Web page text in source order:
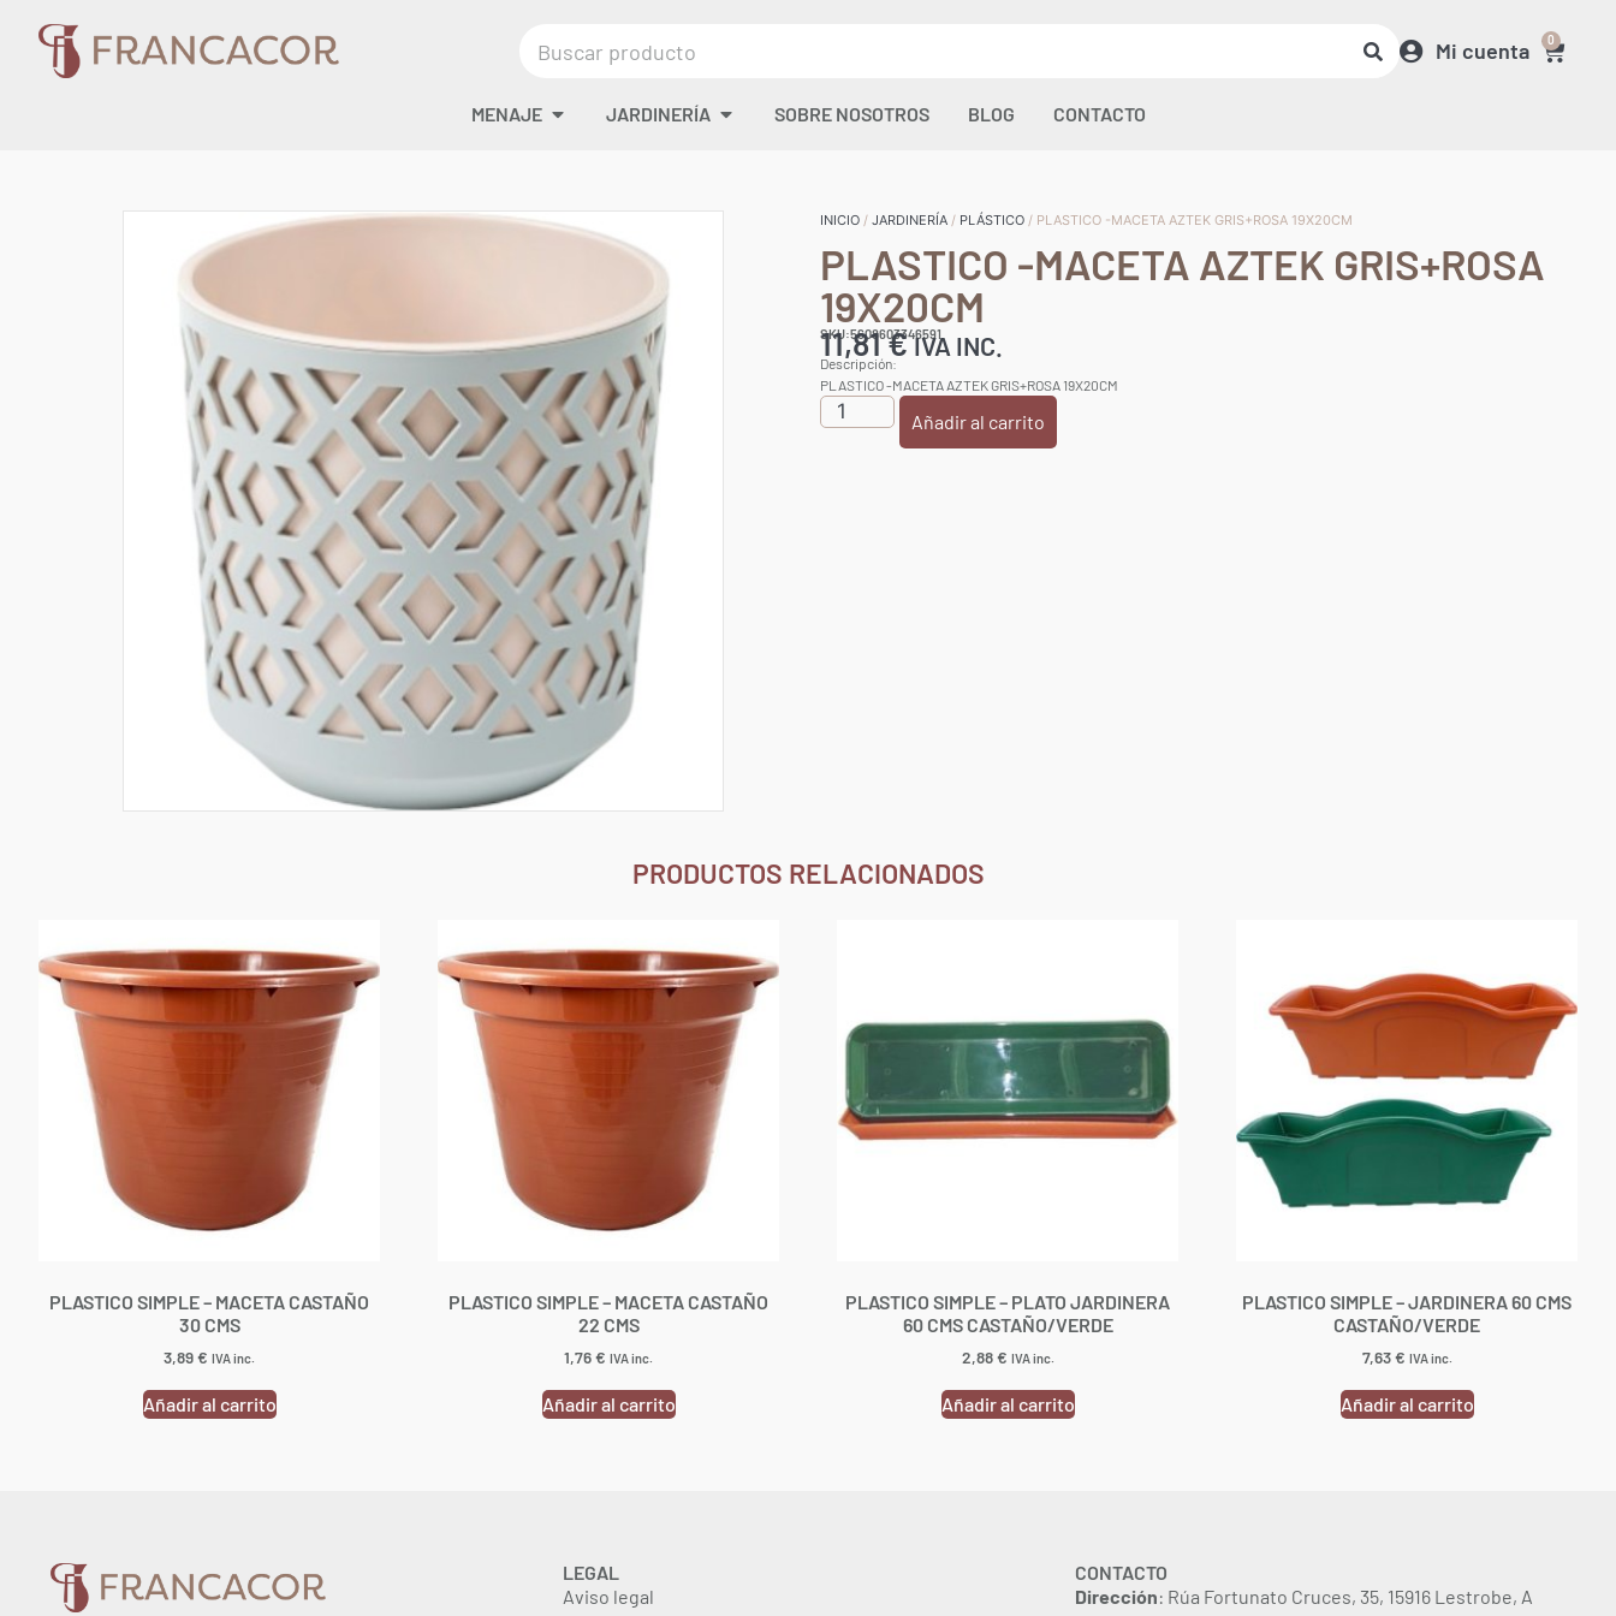
Mi cuenta 0
MENAJE JARDINERÍA SOBRE NOSOTROS BLOG CONTACTO
INICIO / JARDINERÍA / PLÁSTICO / PLASTICO -MACETA AZTEK GRIS+ROSA 19X20CM
PLASTICO -MACETA AZTEK GRIS+ROSA
19X20CM
SKU:5608603346591
11,81€IVA INC.
Descripción:
PLASTICO -MACETA AZTEK GRIS+ROSA 19X20CM
Añadir al carrito
PRODUCTOS RELACIONADOS
PLASTICO SIMPLE – MACETA CASTAÑO
30 CMS
3,89€ IVA inc.
Añadir al carrito
PLASTICO SIMPLE – MACETA CASTAÑO
22 CMS
1,76€ IVA inc.
Añadir al carrito
PLASTICO SIMPLE – PLATO JARDINERA
60 CMS CASTAÑO/VERDE
2,88€ IVA inc.
Añadir al carrito
PLASTICO SIMPLE – JARDINERA 60 CMS
CASTAÑO/VERDE
7,63€ IVA inc.
Añadir al carrito
LEGAL
Aviso legal
CONTACTO
Dirección: Rúa Fortunato Cruces, 35, 15916 Lestrobe, A